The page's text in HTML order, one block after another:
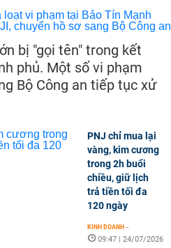
bị "gọi tên" trong kết
phủ. Một số vi phạm
Bộ Công an tiếp tục xử
PNJ chỉ mua lại
vàng, kim cương
trong 2h buổi
chiều, giữ lịch
trả tiền tối đa
120 ngày
KINH DOANH -
09:47 | 24/07/2026